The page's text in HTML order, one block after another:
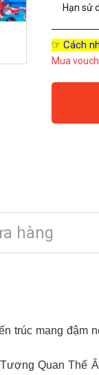
Hạn sử
☞ Cách
Mua
hàng
trúc mang
Quan Thế